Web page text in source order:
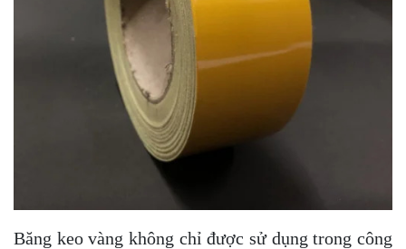
Băng keo vàng không chỉ được sử dụng trong công